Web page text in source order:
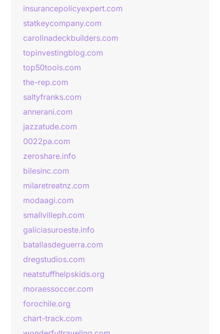
insurancepolicyexpert.com
statkeycompany.com
carolinadeckbuilders.com
topinvestingblog.com
top50tools.com
the-rep.com
saltyfranks.com
annerani.com
jazzatude.com
0022pa.com
zeroshare.info
bilesinc.com
milaretreatnz.com
modaagi.com
smallvilleph.com
galiciasuroeste.info
batallasdeguerra.com
dregstudios.com
neatstuffhelpskids.org
moraessoccer.com
forochile.org
chart-track.com